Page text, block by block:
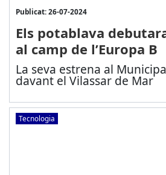
Publicat: 26-07-2024
Els potablava
al camp de l’Europa B
La seva estrena al
davant el Vilassar de Mar
Tecnologia